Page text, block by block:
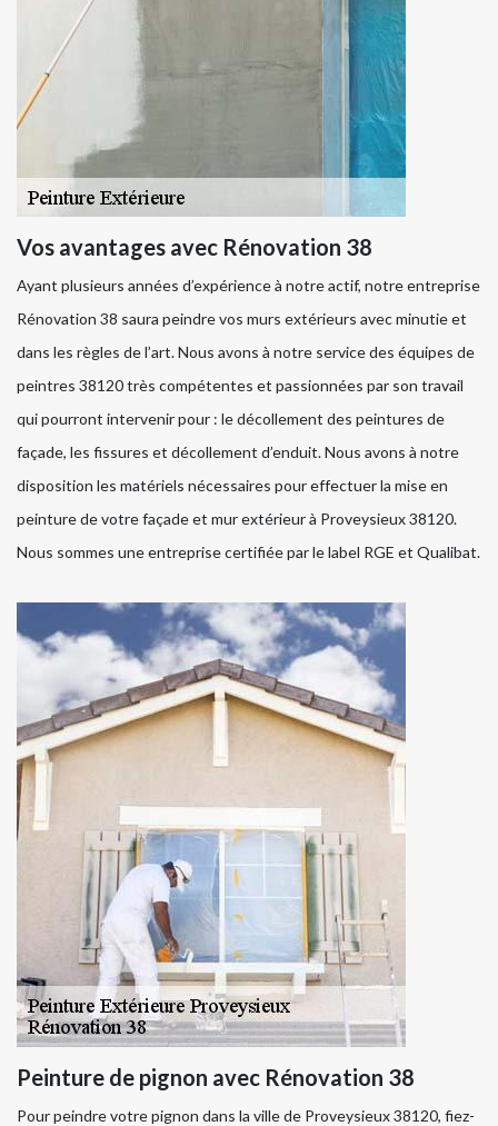
Vos avantages avec Rénovation 38
Ayant plusieurs années d’expérience à notre actif, notre entreprise
Rénovation 38 saura peindre vos murs extérieurs avec minutie et
dans les règles de l’art. Nous avons à notre service des équipes de
peintres 38120 très compétentes et passionnées par son travail
qui pourront intervenir pour : le décollement des peintures de
façade, les fissures et décollement d’enduit. Nous avons à notre
disposition les matériels nécessaires pour effectuer la mise en
peinture de votre façade et mur extérieur à Proveysieux 38120.
Nous sommes une entreprise certifiée par le label RGE et Qualibat.
Peinture de pignon avec Rénovation 38
Pour peindre votre pignon dans la ville de Proveysieux 38120, fiez-